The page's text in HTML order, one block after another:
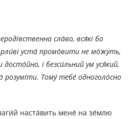
сла́во, вся́кі бо
уста́ промо́вити не мо́жуть,
і безси́льний ум уся́кий,
Тому́ тебе́ одноголо́сно
наста́вить мене́ на зе́млю